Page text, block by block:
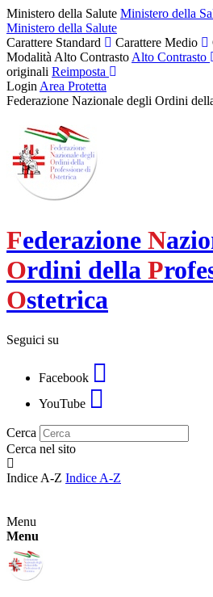
Ministero della Salute Ministero della
Ministero della Salute
Carattere Standard
Carattere Medio
Modalità Alto Contrasto Alto Contrasto
originali Reimposta
Login Area Protetta
Federazione Nazionale degli Ordini
Federazione N
Ordini della P
Ostetrica
Seguici su
Facebook
YouTube
Cerca
Cerca nel sito
Indice A-Z Indice A-Z
Menu
Menu